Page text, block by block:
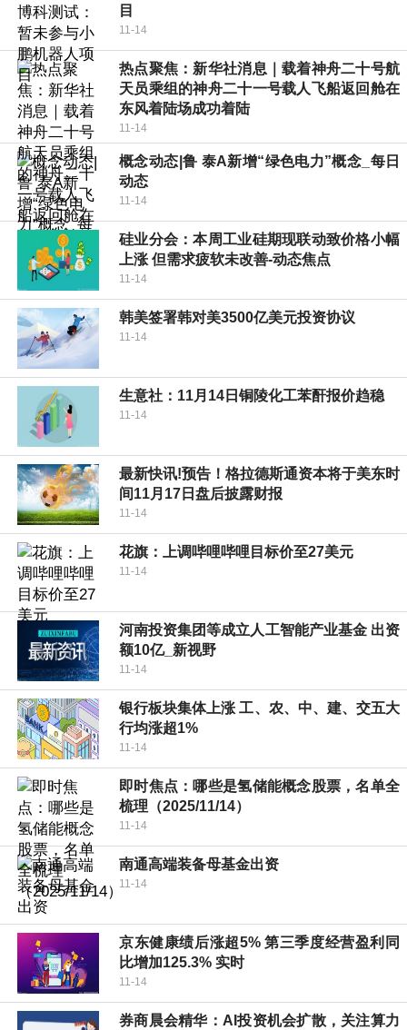
目
11-14
热点聚焦：新华社消息｜载着神舟二十号航
天员乘组的神舟二十一号载人飞船返回舱在
东风着陆场成功着陆
11-14
概念动态|鲁 泰A新增“绿色电力”概念_每日
动态
11-14
硅业分会：本周工业硅期现联动致价格小幅
上涨 但需求疲软未改善-动态焦点
11-14
韩美签署韩对美3500亿美元投资协议
11-14
生意社：11月14日铜陵化工苯酐报价趋稳
11-14
最新快讯!预告！格拉德斯通资本将于美东时
间11月17日盘后披露财报
11-14
花旗：上调哔哩哔哩目标价至27美元
11-14
河南投资集团等成立人工智能产业基金 出资
额10亿_新视野
11-14
银行板块集体上涨 工、农、中、建、交五大
行均涨超1%
11-14
即时焦点：哪些是氢储能概念股票，名单全
梳理（2025/11/14）
11-14
南通高端装备母基金出资
11-14
京东健康绩后涨超5% 第三季度经营盈利同
比增加125.3% 实时
11-14
券商晨会精华：AI投资机会扩散，关注算力